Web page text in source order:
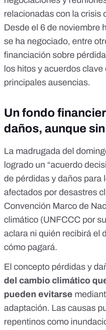
relacionadas con la crisis
Desde el 6 de noviembre
se ha negociado, entre
financiación sobre
los hitos y acuerdos clave
principales ausencias.
Un fondo
daños, aunque
La madrugada del
logrado un “acuerdo
de pérdidas y daños para
afectados por desastres
Convención Marco de
climático (UNFCCC por
aclara ni quién recibirá el
cómo pagará.
El concepto pérdidas y
del cambio climático
pueden evitarse
adaptación. Las causas
repentinos como